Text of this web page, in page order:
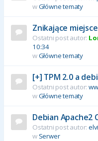
wGłówne tematy
Znikające
Ostatni post autor:
10:34
wGłówne tematy
[+] TPM 2.0 a
Ostatni post autor:
wGłówne tematy
Debian Apache2
Ostatni post autor:
w Serwer